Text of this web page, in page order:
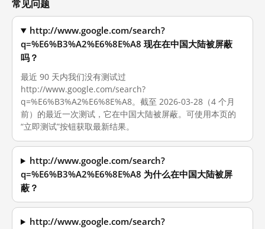
常见问题
http://www.google.com/search?
q=%E6%B3%A2%E6%8E%A8 现在在中国大陆被屏蔽
吗？
最近 90 天内我们没有测试过
http://www.google.com/search?
q=%E6%B3%A2%E6%8E%A8。截至 2026-03-28（4 个月
前）的最近一次测试，它在中国大陆被屏蔽。可使用本页的
“立即测试”按钮获取最新结果。
http://www.google.com/search?
q=%E6%B3%A2%E6%8E%A8 为什么在中国大陆被屏
蔽？
http://www.google.com/search?